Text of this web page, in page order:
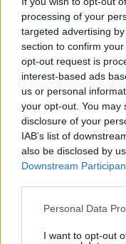
processing of your
targeted advertising
section to confirm
opt-out request is
interest-based ads
us or personal
your opt-out. You may
disclosure of your
IAB’s list of
also be disclosed by
Downstream
Please note that this
not limited to your
Personal Data
I want to opt-out
γνωρίσαμε τη Λίσα,
ότι ήταν το πτώμα
06.08.2026, 12:32
Νεαρή γυναίκα με
ομορφιά από την
δείτε την
της από μακιγιέρ
06.08.2026, 09:18